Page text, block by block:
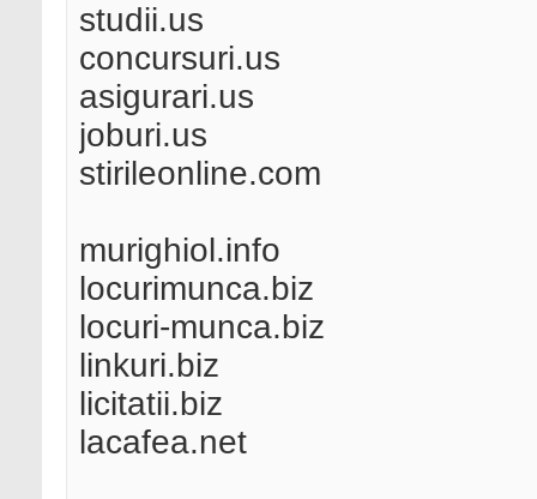
studii.us
concursuri.us
asigurari.us
joburi.us
stirileonline.com
murighiol.info
locurimunca.biz
locuri-munca.biz
linkuri.biz
licitatii.biz
lacafea.net